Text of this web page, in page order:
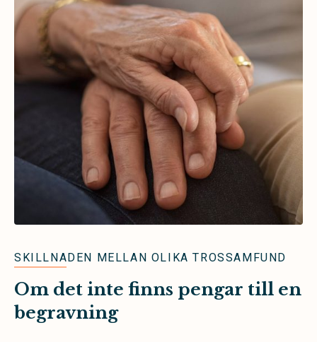
SKILLNADEN MELLAN OLIKA TROSSAMFUND
Om det inte finns pengar till en
begravning